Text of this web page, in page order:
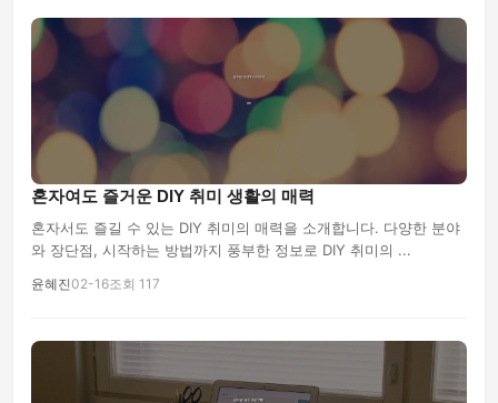
혼자여도 즐거운 DIY 취미 생활의 매력
혼자서도 즐길 수 있는 DIY 취미의 매력을 소개합니다. 다양한 분야
와 장단점, 시작하는 방법까지 풍부한 정보로 DIY 취미의 ...
윤혜진02-16조회 117